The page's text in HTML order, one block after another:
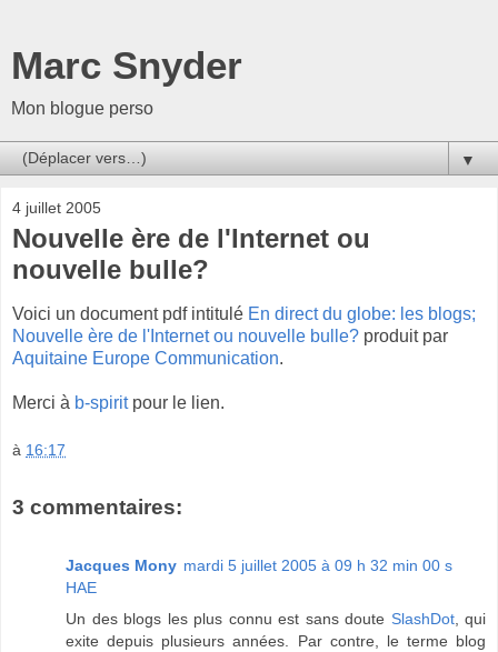
Marc Snyder
Mon blogue perso
▼
4 juillet 2005
Nouvelle ère de l'Internet ou
nouvelle bulle?
Voici un document pdf intitulé En direct du globe: les blogs;
Nouvelle ère de l'Internet ou nouvelle bulle? produit par
Aquitaine Europe Communication.
Merci à b-spiritpour le lien.
à 16:17
3 commentaires:
Jacques Mony mardi 5 juillet 2005 à 09 h 32 min 00 s
HAE
Un des blogs les plus connu est sans doute SlashDot, qui
exite depuis plusieurs années. Par contre, le terme blog